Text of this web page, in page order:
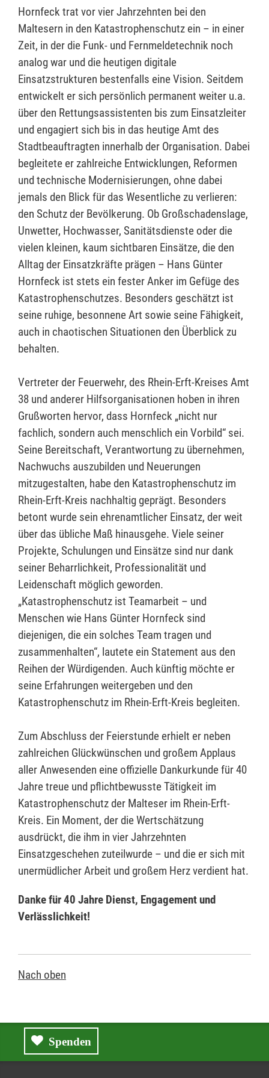
Hornfeck trat vor vier Jahrzehnten bei den
Maltesern in den Katastrophenschutz ein – in einer
Zeit, in der die Funk- und Fernmeldetechnik noch
analog war und die heutigen digitale
Einsatzstrukturen bestenfalls eine Vision. Seitdem
entwickelt er sich persönlich permanent weiter u.a.
über den Rettungsassistenten bis zum Einsatzleiter
und engagiert sich bis in das heutige Amt des
Stadtbeauftragten innerhalb der Organisation. Dabei
begleitete er zahlreiche Entwicklungen, Reformen
und technische Modernisierungen, ohne dabei
jemals den Blick für das Wesentliche zu verlieren:
den Schutz der Bevölkerung. Ob Großschadenslage,
Unwetter, Hochwasser, Sanitätsdienste oder die
vielen kleinen, kaum sichtbaren Einsätze, die den
Alltag der Einsatzkräfte prägen – Hans Günter
Hornfeck ist stets ein fester Anker im Gefüge des
Katastrophenschutzes. Besonders geschätzt ist
seine ruhige, besonnene Art sowie seine Fähigkeit,
auch in chaotischen Situationen den Überblick zu
behalten.
Vertreter der Feuerwehr, des Rhein-Erft-Kreises Amt
38 und anderer Hilfsorganisationen hoben in ihren
Grußworten hervor, dass Hornfeck „nicht nur
fachlich, sondern auch menschlich ein Vorbild“ sei.
Seine Bereitschaft, Verantwortung zu übernehmen,
Nachwuchs auszubilden und Neuerungen
mitzugestalten, habe den Katastrophenschutz im
Rhein-Erft-Kreis nachhaltig geprägt. Besonders
betont wurde sein ehrenamtlicher Einsatz, der weit
über das übliche Maß hinausgehe. Viele seiner
Projekte, Schulungen und Einsätze sind nur dank
seiner Beharrlichkeit, Professionalität und
Leidenschaft möglich geworden.
„Katastrophenschutz ist Teamarbeit – und
Menschen wie Hans Günter Hornfeck sind
diejenigen, die ein solches Team tragen und
zusammenhalten“, lautete ein Statement aus den
Reihen der Würdigenden. Auch künftig möchte er
seine Erfahrungen weitergeben und den
Katastrophenschutz im Rhein-Erft-Kreis begleiten.
Zum Abschluss der Feierstunde erhielt er neben
zahlreichen Glückwünschen und großem Applaus
aller Anwesenden eine offizielle Dankurkunde für 40
Jahre treue und pflichtbewusste Tätigkeit im
Katastrophenschutz der Malteser im Rhein-Erft-
Kreis. Ein Moment, der die Wertschätzung
ausdrückt, die ihm in vier Jahrzehnten
Einsatzgeschehen zuteilwurde – und die er sich mit
unermüdlicher Arbeit und großem Herz verdient hat.
Danke für 40 Jahre Dienst, Engagement und
Verlässlichkeit!
Nach oben
Spenden